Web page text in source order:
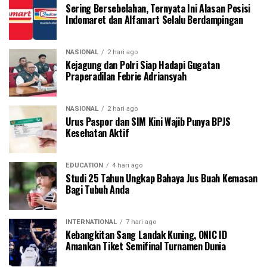
Sering Bersebelahan, Ternyata Ini Alasan Posisi
Indomaret dan Alfamart Selalu Berdampingan
NASIONAL 2 hari ago
Kejagung dan Polri Siap Hadapi Gugatan
Praperadilan Febrie Adriansyah
NASIONAL 2 hari ago
Urus Paspor dan SIM Kini Wajib Punya BPJS
Kesehatan Aktif
EDUCATION 4 hari ago
Studi 25 Tahun Ungkap Bahaya Jus Buah Kemasan
Bagi Tubuh Anda
INTERNATIONAL 7 hari ago
Kebangkitan Sang Landak Kuning, ONIC ID
Amankan Tiket Semifinal Turnamen Dunia